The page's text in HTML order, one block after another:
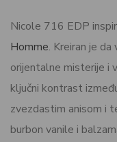
Nicole 716 EDP
Homme. Kreiran je
orijentalne misterije i
ključni kontrast
zvezdastim anisom i
burbon vanile i